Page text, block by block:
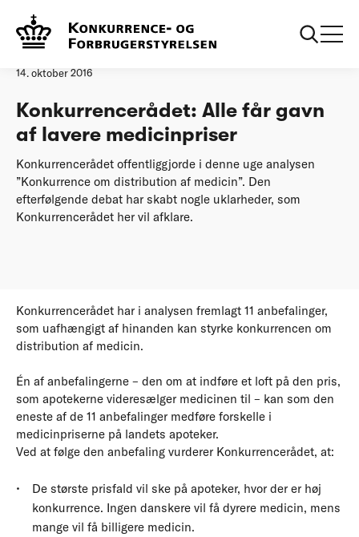
Forside
14. oktober 2016
Konkurrencerådet: Alle får gavn
af lavere medicinpriser
Konkurrencerådet offentliggjorde i denne uge analysen
”Konkurrence om distribution af medicin”. Den
efterfølgende debat har skabt nogle uklarheder, som
Konkurrencerådet her vil afklare.
Konkurrencerådet har i analysen fremlagt 11 anbefalinger,
som uafhængigt af hinanden kan styrke konkurrencen om
distribution af medicin.
Én af anbefalingerne – den om at indføre et loft på den pris,
som apotekerne videresælger medicinen til – kan som den
eneste af de 11 anbefalinger medføre forskelle i
medicinpriserne på landets apoteker.
Ved at følge den anbefaling vurderer Konkurrencerådet, at:
De største prisfald vil ske på apoteker, hvor der er høj
konkurrence. Ingen danskere vil få dyrere medicin, mens
mange vil få billigere medicin.